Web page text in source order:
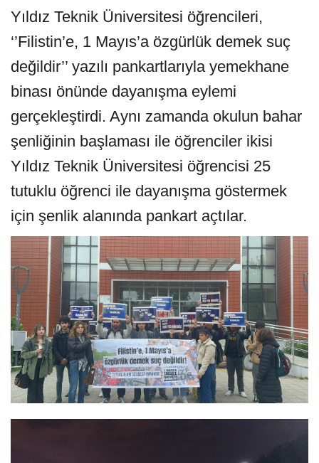
Yıldız Teknik Üniversitesi öğrencileri,
‘’Filistin’e, 1 Mayıs’a özgürlük demek suç
değildir’’ yazılı pankartlarıyla yemekhane
binası önünde dayanışma eylemi
gerçekleştirdi. Aynı zamanda okulun bahar
şenliğinin başlaması ile öğrenciler ikisi
Yıldız Teknik Üniversitesi öğrencisi 25
tutuklu öğrenci ile dayanışma göstermek
için şenlik alanında pankart açtılar.